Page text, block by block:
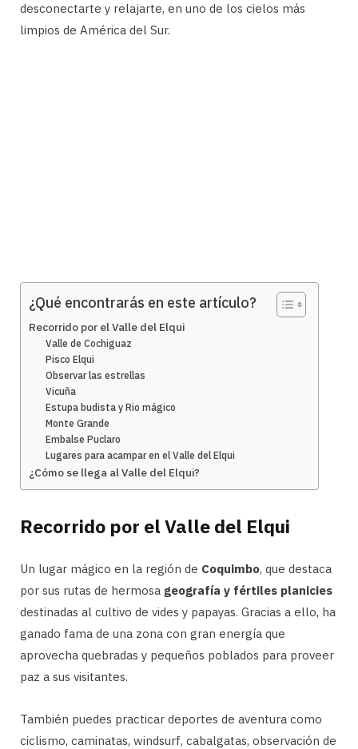
desconectarte y relajarte, en uno de los cielos más
limpios de América del Sur.
¿Qué encontrarás en este artículo?
Recorrido por el Valle del Elqui
Valle de Cochiguaz
Pisco Elqui
Observar las estrellas
Vicuña
Estupa budista y Rio mágico
Monte Grande
Embalse Puclaro
Lugares para acampar en el Valle del Elqui
¿Cómo se llega al Valle del Elqui?
Recorrido por el Valle del Elqui
Un lugar mágico en la región de Coquimbo, que destaca
por sus rutas de hermosa geografía y fértiles planicies
destinadas al cultivo de vides y papayas. Gracias a ello, ha
ganado fama de una zona con gran energía que
aprovecha quebradas y pequeños poblados para proveer
paz a sus visitantes.
También puedes practicar deportes de aventura como
ciclismo, caminatas, windsurf, cabalgatas, observación de